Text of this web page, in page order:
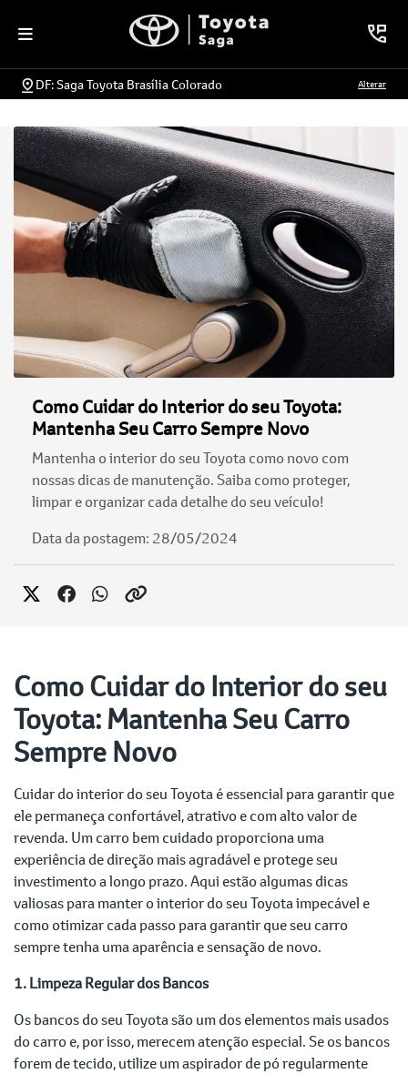
DF: Saga Toyota Brasília Colorado Alterar
Como Cuidar do Interior do seu Toyota:
Mantenha Seu Carro Sempre Novo
Mantenha o interior do seu Toyota como novo com
nossas dicas de manutenção. Saiba como proteger,
limpar e organizar cada detalhe do seu veículo!
Data da postagem: 28/05/2024
Como Cuidar do Interior do seu
Toyota: Mantenha Seu Carro
Sempre Novo
Cuidar do interior do seu Toyota é essencial para garantir que
ele permaneça confortável, atrativo e com alto valor de
revenda. Um carro bem cuidado proporciona uma
experiência de direção mais agradável e protege seu
investimento a longo prazo. Aqui estão algumas dicas
valiosas para manter o interior do seu Toyota impecável e
como otimizar cada passo para garantir que seu carro
sempre tenha uma aparência e sensação de novo.
1. Limpeza Regular dos Bancos
Os bancos do seu Toyota são um dos elementos mais usados
do carro e, por isso, merecem atenção especial. Se os bancos
forem de tecido, utilize um aspirador de pó regularmente